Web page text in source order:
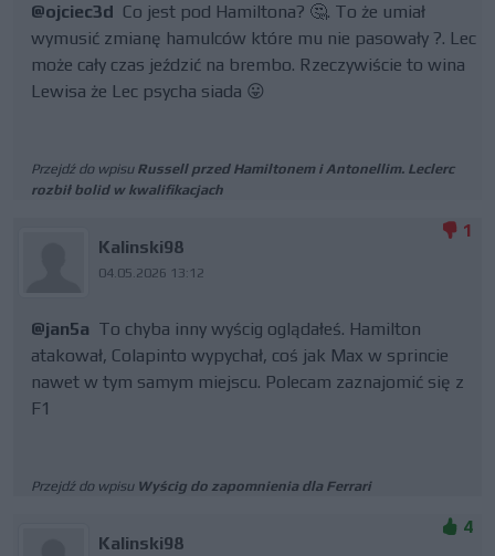
@ojciec3d Co jest pod Hamiltona? 🤔. To że umiał
wymusić zmianę hamulców które mu nie pasowały ?. Lec
może cały czas jeździć na brembo. Rzeczywiście to wina
Lewisa że Lec psycha siada 😛
Przejdź do wpisu Russell przed Hamiltonem i Antonellim. Leclerc
rozbił bolid w kwalifikacjach
Kalinski98
04.05.2026 13:12
1
@jan5a To chyba inny wyścig oglądałeś. Hamilton
atakował, Colapinto wypychał, coś jak Max w sprincie
nawet w tym samym miejscu. Polecam zaznajomić się z
F1
Przejdź do wpisu Wyścig do zapomnienia dla Ferrari
Kalinski98
4